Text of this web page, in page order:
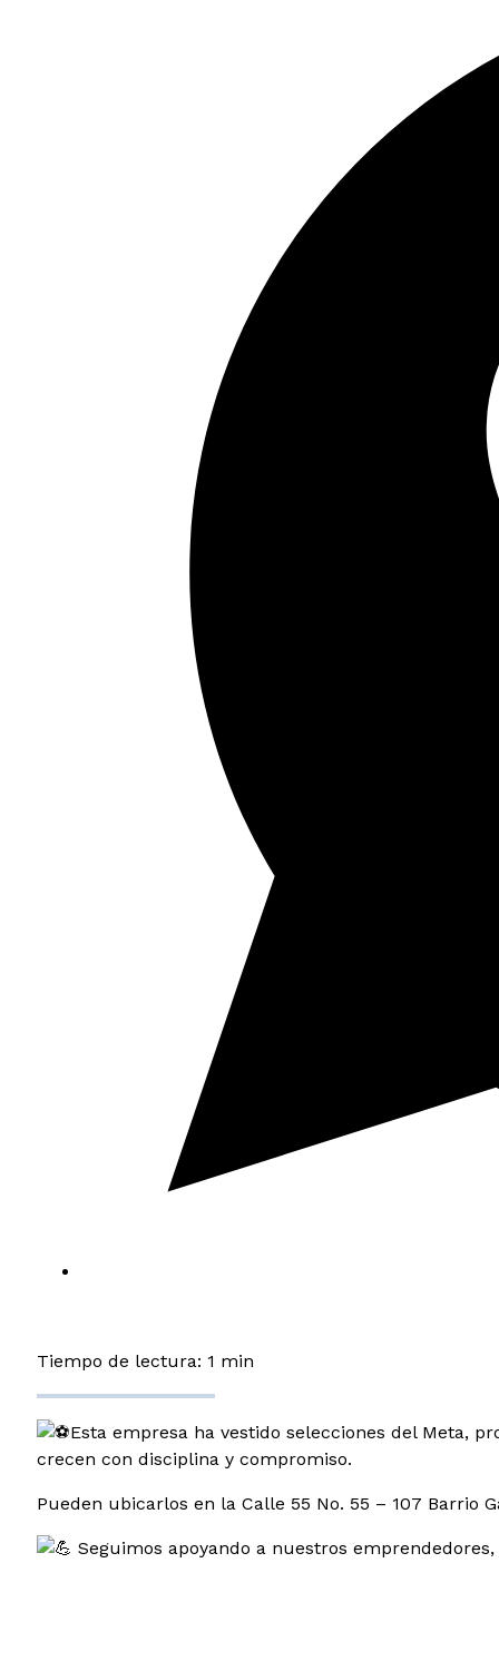
Tiempo de lectura: 1 min
Esta empresa ha vestido selecciones del Meta,
crecen con disciplina y compromiso.
Pueden ubicarlos en la Calle 55 No. 55 – 107 Barrio
Seguimos apoyando a nuestros